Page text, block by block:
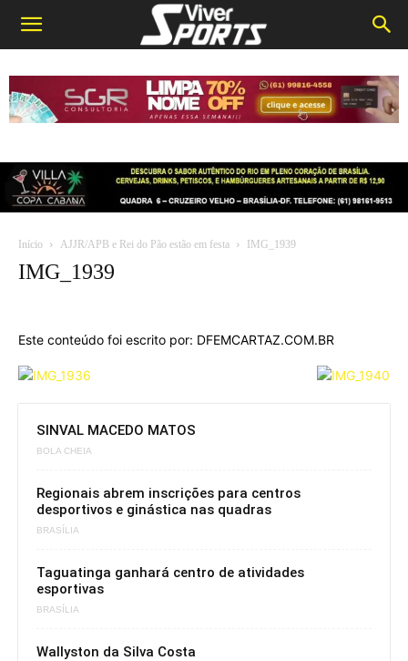
Início AJJR/APB e Rei do Pão estão em festa IMG_1939
IMG_1939
Este conteúdo foi escrito por: DFEMCARTAZ.COM.BR
SINVAL MACEDO MATOS
BOLA CHEIA
Regionais abrem inscrições para centros
desportivos e ginástica nas quadras
BRASÍLIA
Taguatinga ganhará centro de atividades
esportivas
BRASÍLIA
Wallyston da Silva Costa